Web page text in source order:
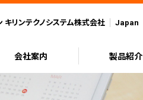
。
キリンテクノシステム株式会社 Japan
会社案内 製品紹介